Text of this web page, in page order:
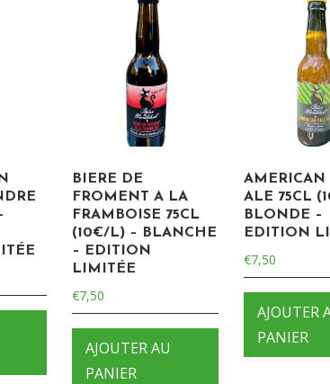
BIERE DE
FROMENT A LA
FRAMBOISE 75CL
(10€/L) – BLANCHE
– EDITION
LIMITÉE
€7,50
AJOUTER AU
PANIER
AMERICAN
ALE 75CL
BLONDE –
EDITION
€7,50
AJOUTER
PANIER